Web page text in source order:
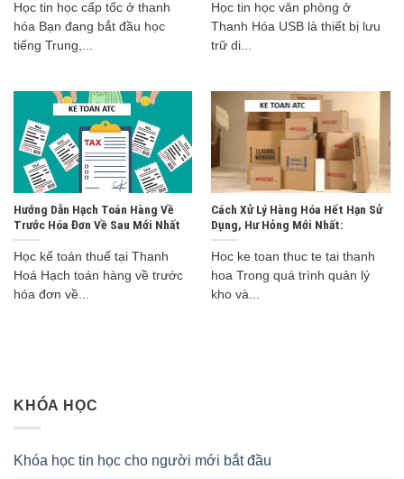
Học tin học cấp tốc ở thanh
hóa Bạn đang bắt đầu học
tiếng Trung,...
Học tin học văn phòng ở
Thanh Hóa USB là thiết bị lưu
trữ di...
Hướng Dẫn Hạch Toán Hàng Về
Trước Hóa Đơn Về Sau Mới Nhất
Học kế toán thuế tại Thanh
Hoá Hạch toán hàng về trước
hóa đơn về...
Cách Xử Lý Hàng Hóa Hết Hạn Sử
Dụng, Hư Hỏng Mới Nhất:
Hoc ke toan thuc te tai thanh
hoa Trong quá trình quản lý
kho và...
KHÓA HỌC
Khóa học tin học cho người mới bắt đầu